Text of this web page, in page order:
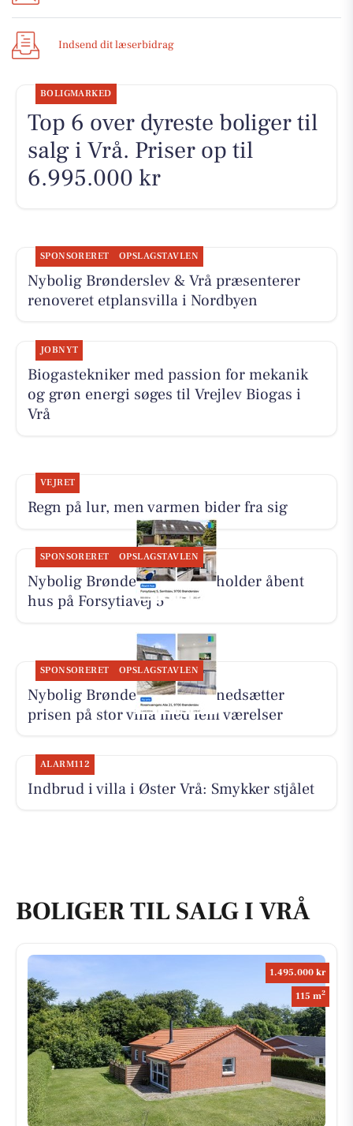
Indsend dit læserbidrag
BOLIGMARKED
Top 6 over dyreste boliger til
salg i Vrå. Priser op til
6.995.000 kr
SPONSORERET OPSLAGSTAVLEN
Nybolig Brønderslev & Vrå præsenterer
renoveret etplansvilla i Nordbyen
JOBNYT
Biogastekniker med passion for mekanik
og grøn energi søges til Vrejlev Biogas i
Vrå
VEJRET
Regn på lur, men varmen bider fra sig
SPONSORERET OPSLAGSTAVLEN
Nybolig Brønderslev & Vrå holder åbent
hus på Forsytiavej 5
SPONSORERET OPSLAGSTAVLEN
Nybolig Brønderslev & Vrå nedsætter
prisen på stor villa med fem værelser
ALARM112
Indbrud i villa i Øster Vrå: Smykker stjålet
BOLIGER TIL SALG I VRÅ
1.495.000 kr
115 m2